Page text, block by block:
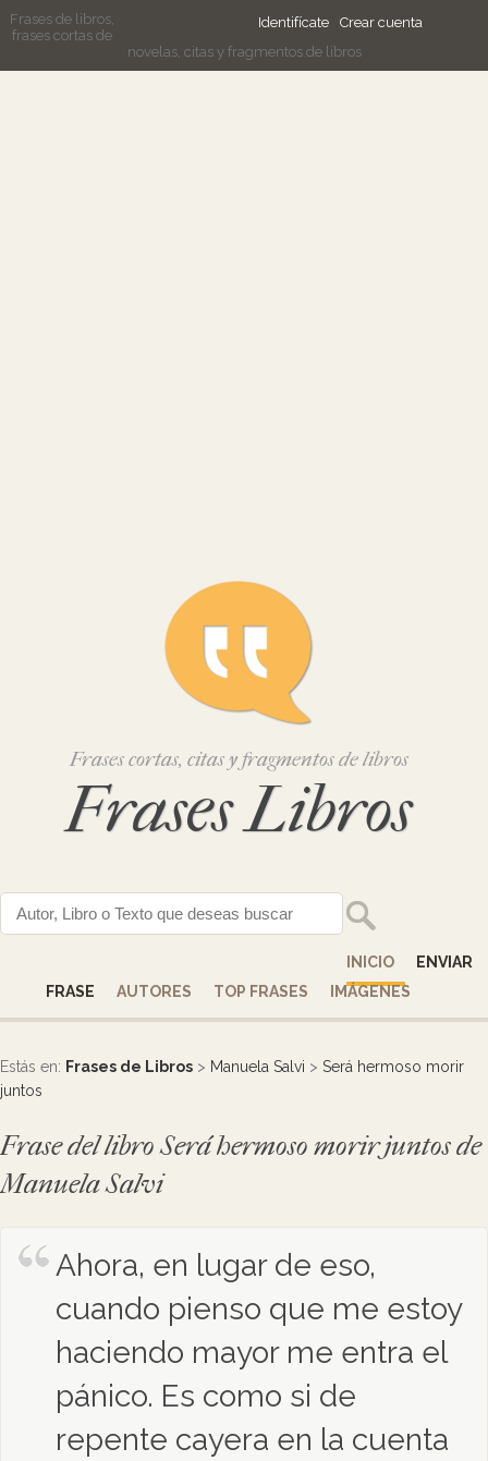
Identifícate Crear cuenta
Frases de libros,
frases cortas de
novelas, citas y fragmentos de libros
Frases cortas, citas y fragmentos de libros
Frases Libros
INICIO
ENVIAR
FRASE
AUTORES TOP FRASES IMÁGENES
Estás en: Frases de Libros > Manuela Salvi > Será hermoso morir
juntos
Frase del libro Será hermoso morir juntos de
Manuela Salvi
Ahora, en lugar de eso,
cuando pienso que me estoy
haciendo mayor me entra el
pánico. Es como si de
repente cayera en la cuenta